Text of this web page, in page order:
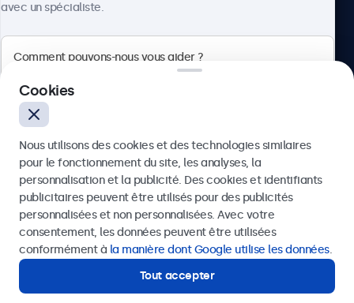
4.8/5 noté par 5000+ entreprises
Français
avec un spécialiste.
Envoyer
Ou appelez-nous au03 808 1603
Contactez nos spécialistes.
Cookies
Nous utilisons des cookies et des technologies similaires
pour le fonctionnement du site, les analyses, la
personnalisation et la publicité. Des cookies et identifiants
publicitaires peuvent être utilisés pour des publicités
personnalisées et non personnalisées. Avec votre
consentement, les données peuvent être utilisées
conformément à la manière dont Google utilise les données.
Tout accepter